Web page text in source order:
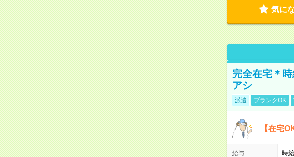
気に
完全在宅＊
アシ
派遣 ブランクOK
【在宅
給与
時